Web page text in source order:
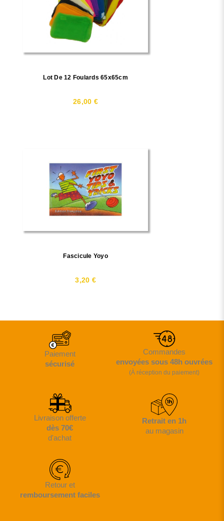
Lot De 12 Foulards 65x65cm
26,00 €
Fascicule Yoyo
3,20 €
Paiement
sécurisé
Commandes
envoyées sous 48h ouvrées
(À réception du paiement)
Livraison offerte
dès 70€
d'achat
Retrait en 1h
au magasin
Retour et
remboursement faciles